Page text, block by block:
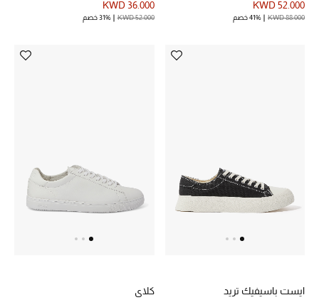
مستحضرات الاستحمام والعناية بالجسم
هدايا
دليل مستلزمات الجمال
KWD 52.000
KWD 88.000 41% خصم
KWD 36.000
KWD 52.000 31% خصم
ايست باسيفيك تريد
كلاي